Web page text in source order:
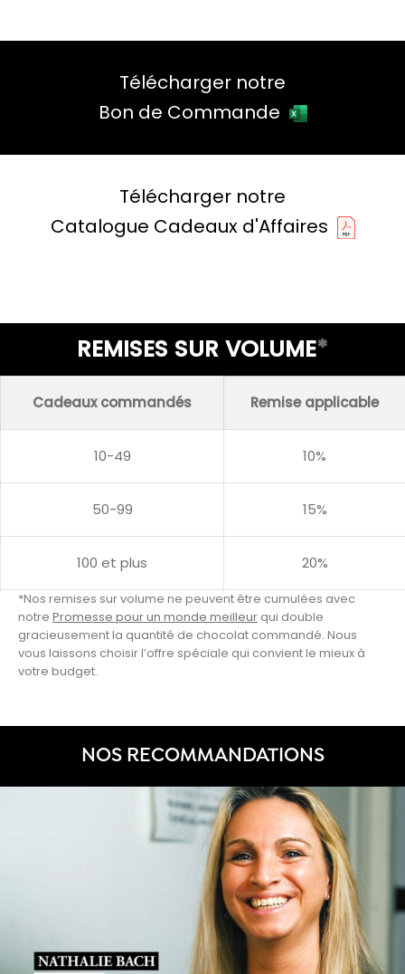
Télécharger notre
Bon de Commande
Télécharger notre
Catalogue Cadeaux d'Affaires
REMISES SUR VOLUME*
Cadeaux commandés Remise applicable
10-49 10%
50-99 15%
100 et plus 20%
*Nos remises sur volume ne peuvent être cumulées avec
notre Promesse pour un monde meilleur qui double
gracieusement la quantité de chocolat commandé. Nous
vous laissons choisir l’offre spéciale qui convient le mieux à
votre budget.
NOS RECOMMANDATIONS